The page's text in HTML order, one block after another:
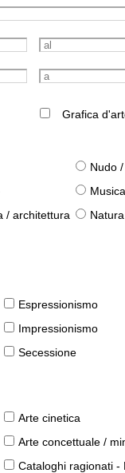
Grafica
Nudo
Musica
/ architettura
Espressionismo
Impressionismo
Secessione
Arte cinetica
Arte concettuale /
Cataloghi ragionati -